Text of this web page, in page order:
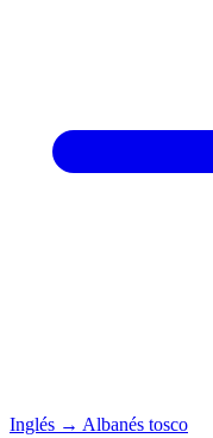
Inglés → Albanés tosco